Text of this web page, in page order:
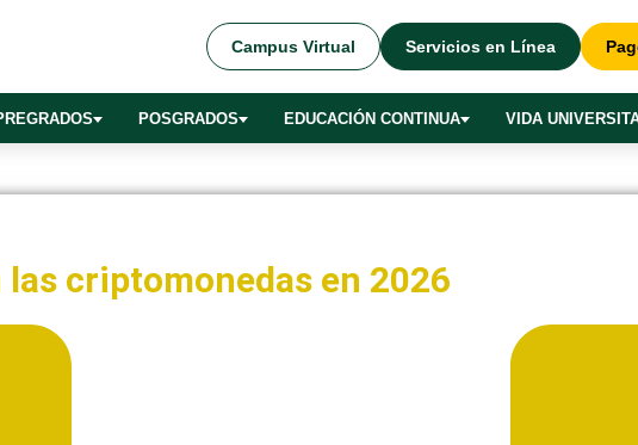
Campus Virtual Servicios en Línea
POSGRADOS EDUCACIÓN CONTINUA VIDA
criptomonedas en 2026